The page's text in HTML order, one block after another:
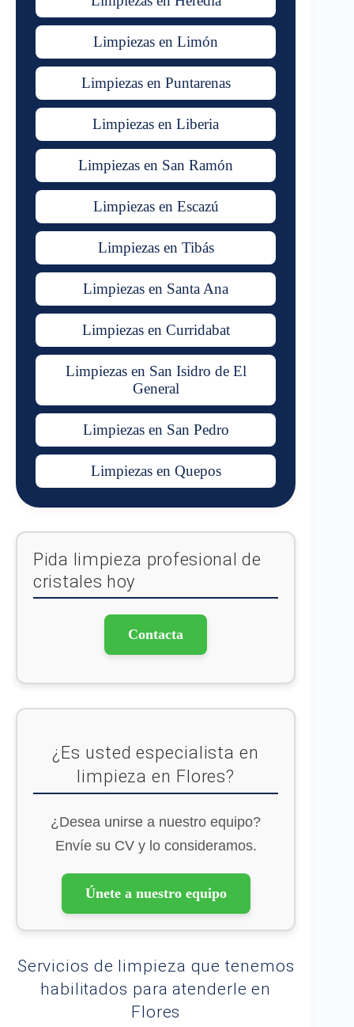
Limpiezas en Limón
Limpiezas en Puntarenas
Limpiezas en Liberia
Limpiezas en San Ramón
Limpiezas en Escazú
Limpiezas en Tibás
Limpiezas en Santa Ana
Limpiezas en Curridabat
Limpiezas en San Isidro de El
General
Limpiezas en San Pedro
Limpiezas en Quepos
Pida limpieza profesional de
cristales hoy
Contacta
¿Es usted especialista en
limpieza en Flores?
¿Desea unirse a nuestro equipo?
Envíe su CV y lo consideramos.
Únete a nuestro equipo
Servicios de limpieza que tenemos
habilitados para atenderle en
Flores